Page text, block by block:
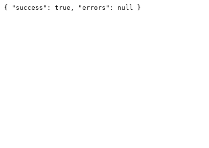
{ "success": true, "errors": null }